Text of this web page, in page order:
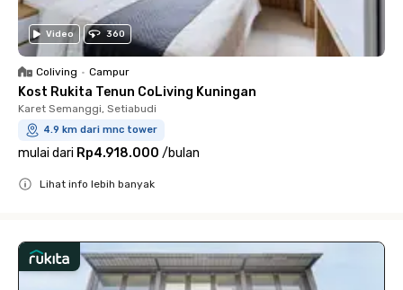
Video 360
Coliving • Campur
Kost Rukita Tenun CoLiving Kuningan
Karet Semanggi, Setiabudi
4.9 km dari mnc tower
mulai dari Rp4.918.000 /bulan
Lihat info lebih banyak